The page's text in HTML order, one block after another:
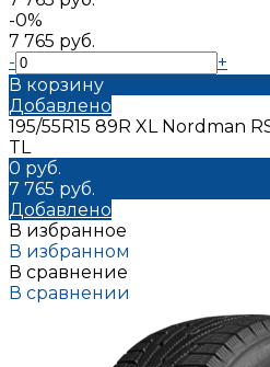
-0%
7 765 руб.
-
+
В корзину
Добавлено
195/55R15 89R XL Nordman
TL
0 руб.
7 765 руб.
Добавлено
В избранное
В избранном
В сравнение
В сравнении